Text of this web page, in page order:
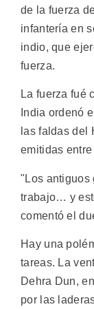
de la fuerza
infantería en
indio, que
fuerza.
La fuerza fué
India ordenó
las faldas del
emitidas
"Los antiguos
trabajo… y
comentó el
Hay una
tareas. La
Dehra Dun,
por las